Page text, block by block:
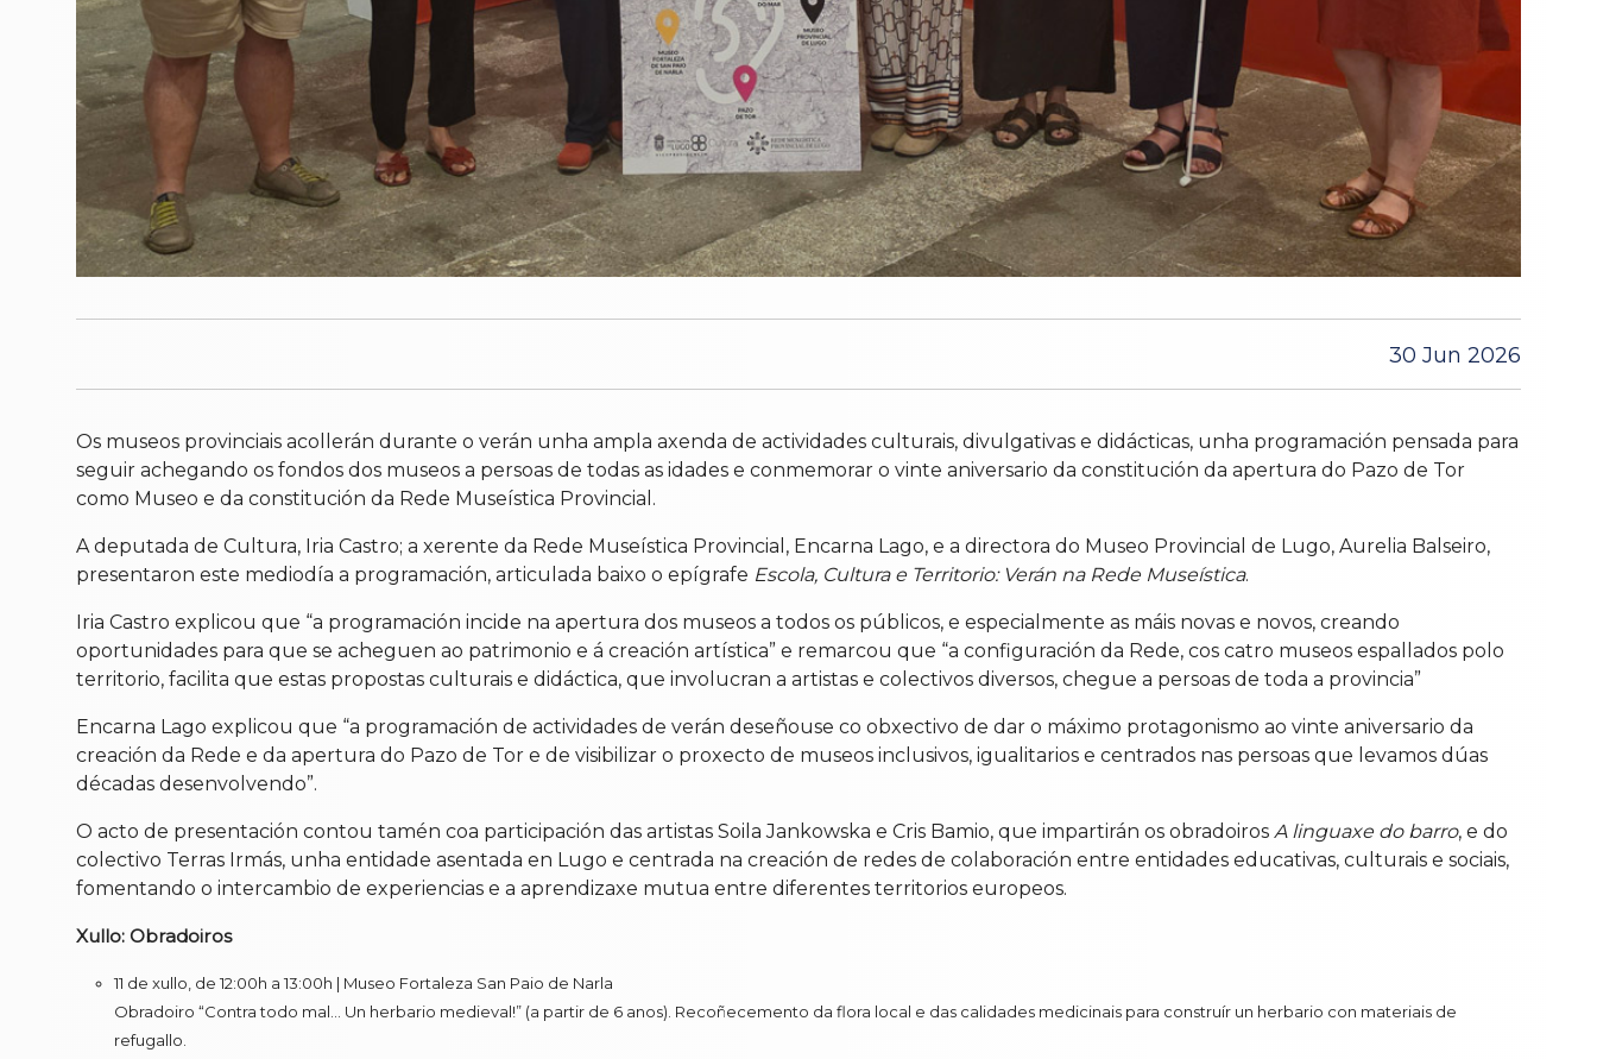
30 Jun 2026
Os museos provinciais acollerán durante o verán unha ampla axenda de actividades culturais, divulgativas e didácticas, unha programación pensada para
seguir achegando os fondos dos museos a persoas de todas as idades e conmemorar o vinte aniversario da constitución da apertura do Pazo de Tor
como Museo e da constitución da Rede Museística Provincial.
A deputada de Cultura, Iria Castro; a xerente da Rede Museística Provincial, Encarna Lago, e a directora do Museo Provincial de Lugo, Aurelia Balseiro,
presentaron este mediodía a programación, articulada baixo o epígrafe Escola, Cultura e Territorio: Verán na Rede Museística.
Iria Castro explicou que “a programación incide na apertura dos museos a todos os públicos, e especialmente as máis novas e novos, creando
oportunidades para que se acheguen ao patrimonio e á creación artística” e remarcou que “a configuración da Rede, cos catro museos espallados polo
territorio, facilita que estas propostas culturais e didáctica, que involucran a artistas e colectivos diversos, chegue a persoas de toda a provincia”
Encarna Lago explicou que “a programación de actividades de verán deseñouse co obxectivo de dar o máximo protagonismo ao vinte aniversario da
creación da Rede e da apertura do Pazo de Tor e de visibilizar o proxecto de museos inclusivos, igualitarios e centrados nas persoas que levamos dúas
décadas desenvolvendo”.
O acto de presentación contou tamén coa participación das artistas Soila Jankowska e Cris Bamio, que impartirán os obradoiros A linguaxe do barro, e do
colectivo Terras Irmás, unha entidade asentada en Lugo e centrada na creación de redes de colaboración entre entidades educativas, culturais e sociais,
fomentando o intercambio de experiencias e a aprendizaxe mutua entre diferentes territorios europeos.
Xullo: Obradoiros
11 de xullo, de 12:00h a 13:00h | Museo Fortaleza San Paio de Narla
Obradoiro “Contra todo mal… Un herbario medieval!” (a partir de 6 anos). Recoñecemento da flora local e das calidades medicinais para construír un herbario con materiais de
refugallo.